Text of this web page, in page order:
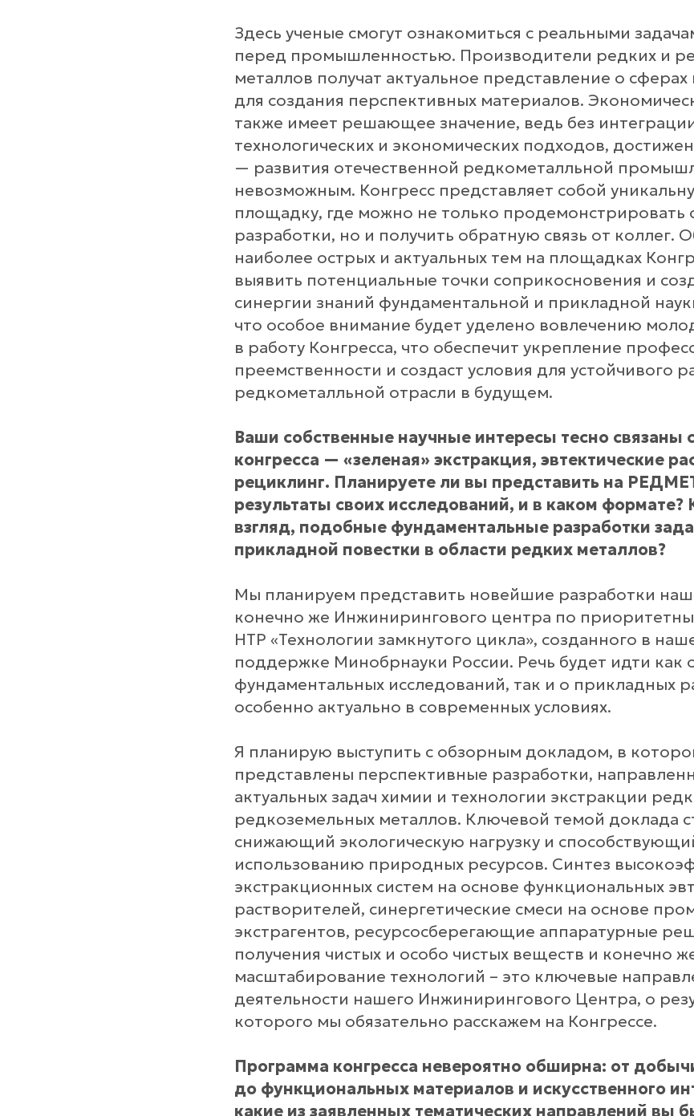
Здесь ученые смогут ознакомиться с реальными
перед промышленностью. Производители редких и
металлов получат актуальное представление о
для создания перспективных материалов.
также имеет решающее значение, ведь без
технологических и экономических подходов,
— развития отечественной редкометалльной
невозможным. Конгресс представляет собой
площадку, где можно не только продемонстрировать
разработки, но и получить обратную связь от коллег.
наиболее острых и актуальных тем на площадках
выявить потенциальные точки соприкосновения и
синергии знаний фундаментальной и прикладной
что особое внимание будет уделено вовлечению
в работу Конгресса, что обеспечит укрепление
преемственности и создаст условия для устойчивого
редкометалльной отрасли в будущем.
Ваши собственные научные интересы тесно связаны
конгресса — «зеленая» экстракция, эвтектические
рециклинг. Планируете ли вы представить на
результаты своих исследований, и в каком формате?
взгляд, подобные фундаментальные разработки
прикладной повестки в области редких металлов?
Мы планируем представить новейшие разработки
конечно же Инжинирингового центра по
НТР «Технологии замкнутого цикла», созданного в
поддержке Минобрнауки России. Речь будет идти как
фундаментальных исследований, так и о прикладных
особенно актуально в современных условиях.
Я планирую выступить с обзорным докладом, в
представлены перспективные разработки,
актуальных задач химии и технологии экстракции
редкоземельных металлов. Ключевой темой доклада
снижающий экологическую нагрузку и
использованию природных ресурсов. Синтез
экстракционных систем на основе функциональных
растворителей, синергетические смеси на основе
экстрагентов, ресурсосберегающие аппаратурные
получения чистых и особо чистых веществ и конечно
масштабирование технологий – это ключевые
деятельности нашего Инжинирингового Центра, о
которого мы обязательно расскажем на Конгрессе.
Программа конгресса невероятно обширна: от
до функциональных материалов и искусственного
какие из заявленных тематических направлений вы